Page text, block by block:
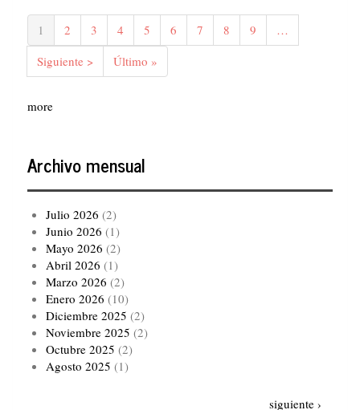
Paginación
Página
actual
1 Página
2 Página
3 Página
4 Página
5 Página
6 Página
7 Página
8 Página
9
…
Siguiente
página
Siguiente >
Última
página
Último »
more
Archivo mensual
Julio 2026 (2)
Junio 2026 (1)
Mayo 2026 (2)
Abril 2026 (1)
Marzo 2026 (2)
Enero 2026 (10)
Diciembre 2025 (2)
Noviembre 2025 (2)
Octubre 2025 (2)
Agosto 2025 (1)
Siguiente
siguiente ›